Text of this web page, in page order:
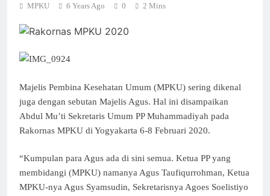
MPKU 6 Years Ago 0 2 Mins
Majelis Pembina Kesehatan Umum (MPKU) sering dikenal
juga dengan sebutan Majelis Agus. Hal ini disampaikan
Abdul Mu’ti Sekretaris Umum PP Muhammadiyah pada
Rakornas MPKU di Yogyakarta 6-8 Februari 2020.
“Kumpulan para Agus ada di sini semua. Ketua PP yang
membidangi (MPKU) namanya Agus Taufiqurrohman, Ketua
MPKU-nya Agus Syamsudin, Sekretarisnya Agoes Soelistiyo